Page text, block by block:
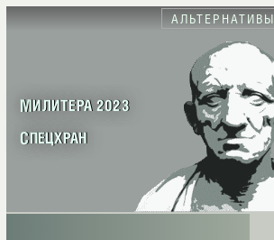
АЛЬТЕРНАТИВЫ
МИЛИТЕРА 2023
СПЕЦХРАН